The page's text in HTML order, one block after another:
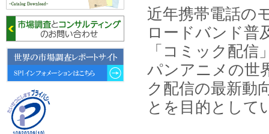
近年携帯電話の
ロードバンド普
「コミック配
パンアニメの世
ク配信の最新動
とを目的として
品リスト 」を発刊しました。
2026年06月01日
6月1日、「2026-27年版 5G SA、
6GにおけるIoT／サービス市場の
動向 」を発刊しました。
2026年04月30日
4月30日、「2026年版 オンライン
診療サービスの現状と将来展望 」
を発刊しました。